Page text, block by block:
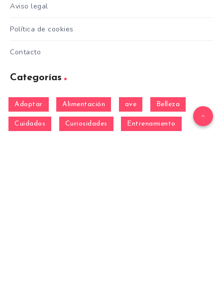
Aviso legal
Política de cookies
Contacto
Categorías
Adoptar Alimentación ave Belleza
Cuidados Curiosidades Entrenamiento